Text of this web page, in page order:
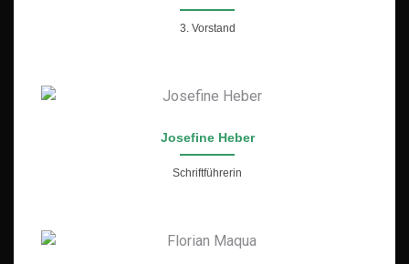
3. Vorstand
Josefine Heber
Schriftführerin